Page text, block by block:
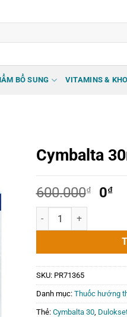
BỔ SUNG VITAMINS &
Cymbalta
600.000₫
Giá
0₫Giá
là:
Cymbalta 30mg Lilly 2
SKU: PR71365
Danh mục: Thuốc hướng
Thẻ: Cymbalta 30,